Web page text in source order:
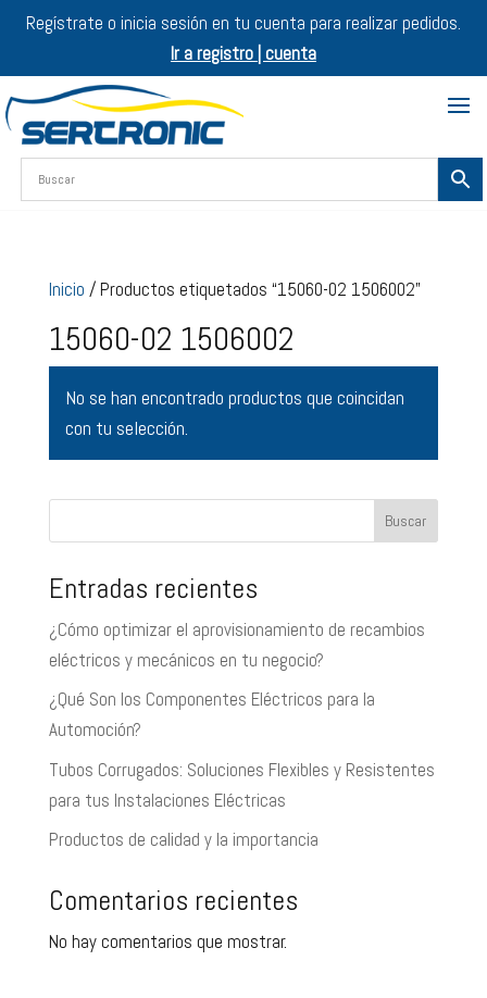
Regístrate o inicia sesión en tu cuenta para realizar pedidos.
Ir a registro | cuenta
Inicio / Productos etiquetados “15060-02 1506002”
15060-02 1506002
No se han encontrado productos que coincidan
con tu selección.
Buscar
Entradas recientes
¿Cómo optimizar el aprovisionamiento de recambios
eléctricos y mecánicos en tu negocio?
¿Qué Son los Componentes Eléctricos para la
Automoción?
Tubos Corrugados: Soluciones Flexibles y Resistentes
para tus Instalaciones Eléctricas
Productos de calidad y la importancia
Comentarios recientes
No hay comentarios que mostrar.